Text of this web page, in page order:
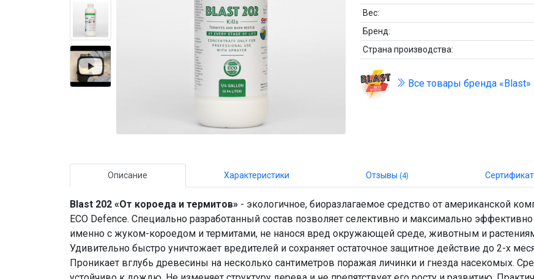
Вес:
Бренд:
Страна производства:
Все товары бренда «Blast»
Описание Характеристики Отзывы (4)
Blast 202 «От короеда и термитов» - экологичное, биоразлагаемое средство от американской
ECO Defence. Специально разработанный состав позволяет селективно и максимально эффективно
именно с жуком-короедом и термитами, не нанося вред окружающей среде, животным и
Удивительно быстро уничтожает вредителей и сохраняет остаточное защитное действие до 2-х
Проникает вглубь древесины на несколько сантиметров поражая личинки и гнезда насекомых.